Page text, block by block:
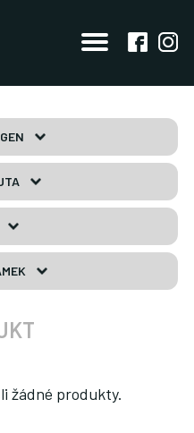
žádné produkty.